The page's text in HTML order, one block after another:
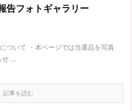
告フォトギャラリー
ついて ・本ページでは当選品を写真
せ ...
記事を読む